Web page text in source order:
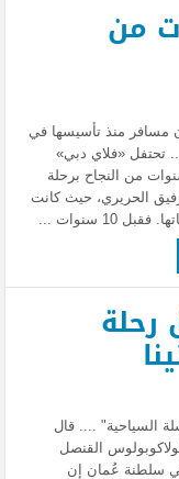
سنوات من
مليون مسافر منذ تأسيسها في
تحتفل «فلاي دبي»
بمرور 10 سنوات من النجاح برحلة
الحريري، حيث كانت
10 سنوات ...
رحلة
السياحية" .... قال
القنصل
سلطنة عُمان إن